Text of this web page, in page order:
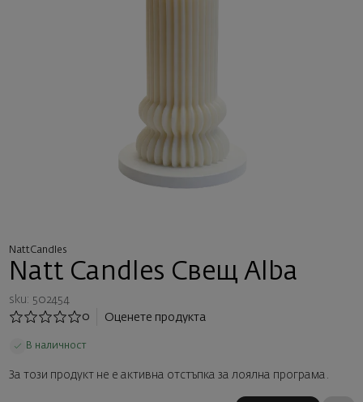
NattCandles
Natt Candles Свещ Alba
sku: 502454
0
Оценете продукта
В наличност
За този продукт не е активна отстъпка за лоялна програма.